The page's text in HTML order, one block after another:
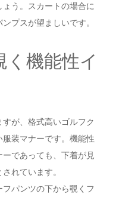
う。スカートの場合に
プスが望ましいです。
く機能性イ
が、格式高いゴルフク
装マナーです。機能性
であっても、下着が見
れています。
パンツの下から覗くフ